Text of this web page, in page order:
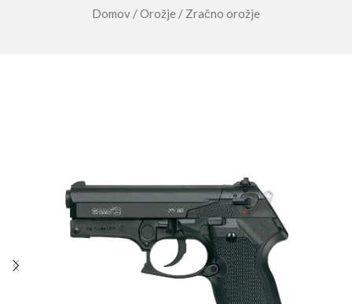
Domov /Orožje / Zračno orožje